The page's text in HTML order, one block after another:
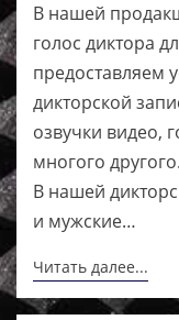
В нашей
голос диктора
предоставляем
дикторской
озвучки видео,
многого
В нашей
и мужские…
Читать далее...